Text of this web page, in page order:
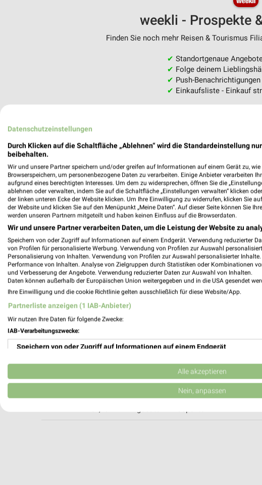
weekli - Prospekte
Finden Sie noch mehr Reisen & Tourismus
✔ Standortgenaue
✔ Folge deinem
✔ Push-
✔ Einkaufsliste - Einkauf
Hannes Camper Helmstedt
Am Lohen 6
38350 Helmstedt
166,50 km
Magdeburger Berg 5
Geöffnet
Datenschutzeinstellungen
Durch Klicken auf die Schaltfläche „Ablehnen“ wird die Standardeinstellung
beibehalten.
Wir und unsere Partner speichern und/oder greifen auf Informationen auf einem Gerät zu,
Browserspeichern, um personenbezogene Daten zu verarbeiten. Einige Anbieter verarbeiten
aufgrund eines berechtigten Interesses. Um dem zu widersprechen, öffnen Sie die
ablehnen oder verwalten, indem Sie auf die Schaltfläche „Einstellungen verwalten“ klicken
der linken unteren Ecke der Website klicken. Um Ihre Einwilligung zu widerrufen, klicken Sie
der Website und klicken Sie auf den Menüpunkt „Meine Daten“. Auf dieser Seite können Sie
werden unseren Partnern mitgeteilt und haben keinen Einfluss auf die Browserdaten.
Wir und unsere Partner verarbeiten Daten, um die Leistung der Website zu
Speichern von oder Zugriff auf Informationen auf einem Endgerät. Verwendung reduzierter
von Profilen für personalisierte Werbung. Verwendung von Profilen zur Auswahl
Personalisierung von Inhalten. Verwendung von Profilen zur Auswahl personalisierter
Performance von Inhalten. Analyse von Zielgruppen durch Statistiken oder Kombinationen
und Verbesserung der Angebote. Verwendung reduzierter Daten zur Auswahl von Inhalten.
Daten können außerhalb der Europäischen Union weitergegeben und in die USA gesendet
Ihre Einwilligung und die cookie Richtlinie gelten ausschließlich für diese Website/App.
Partnerliste anzeigen (1 IAB-Anbieter)
Wir nutzen Ihre Daten für folgende Zwecke:
IAB-Verarbeitungszwecke:
Speichern von oder Zugriff auf Informationen auf einem Endgerät
Verwendung reduzierter Daten zur Auswahl von Werbeanzeigen
Erstellung von Profilen für personalisierte Werbung
Alle akzeptieren
Nein, anpassen